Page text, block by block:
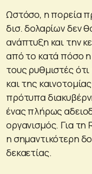
Ωστόσο, η πορεία
δισ. δολαρίων δεν
ανάπτυξη και την
από το κατά πόσο η
τους ρυθμιστές
και της
πρότυπα
ένας πλήρως
οργανισμός. Για τη
η σημαντικότερη
δεκαετίας.